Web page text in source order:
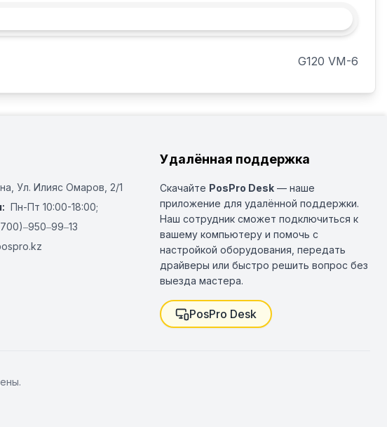
G120 VM-6
​Ул. Илияс Омаров, 2/1
Пн-Пт 10:00-18:00;
Удалённая поддержка
Скачайте PosPro Desk — наше
приложение для удалённой поддержки.
Наш сотрудник сможет подключиться к
вашему компьютеру и помочь с
настройкой оборудования, передать
драйверы или быстро решить вопрос без
выезда мастера.
PosPro Desk